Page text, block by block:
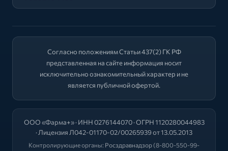
Согласно положениям Статьи 437(2) ГК РФ
представленная на сайте информация носит
исключительно ознакомительный характер и не
является публичной офертой.
ООО «Фарма+» · ИНН 0276144070 · ОГРН 1120280044983
· Лицензия Л042-01170-02/00265939 от 13.05.2013
Контролирующие органы: Росздравнадзор(8-800-550-99-